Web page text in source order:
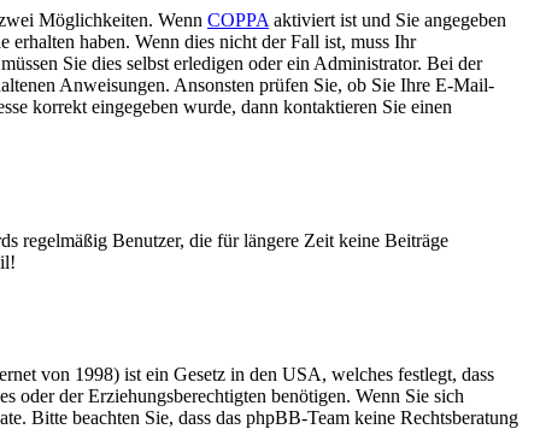
Möglichkeiten. Wenn COPPA aktiviert ist und Sie angegeben
erhalten haben. Wenn dies nicht der Fall ist, muss Ihr
Sie dies selbst erledigen oder ein Administrator. Bei der
Anweisungen. Ansonsten prüfen Sie, ob Sie Ihre E-Mail-
korrekt eingegeben wurde, dann kontaktieren Sie einen
regelmäßig Benutzer, die für längere Zeit keine Beiträge
von 1998) ist ein Gesetz in den USA, welches festlegt, dass
oder der Erziehungsberechtigten benötigen. Wenn Sie sich
Bitte beachten Sie, dass das phpBB-Team keine Rechtsberatung